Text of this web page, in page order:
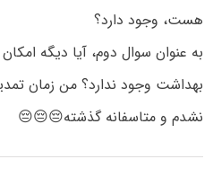
هست، وجود دارد؟
به عنوان سوال دوم، آیا دیگه
بهداشت وجود ندارد؟ من زمان
نشدم و متاسفانه گذشته😔😔😔